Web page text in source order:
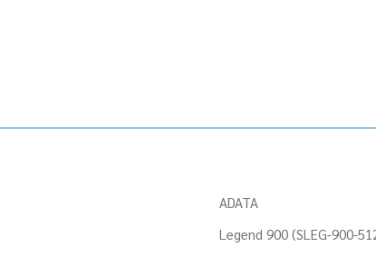
ADATA
Legend 900 (SLEG-900-